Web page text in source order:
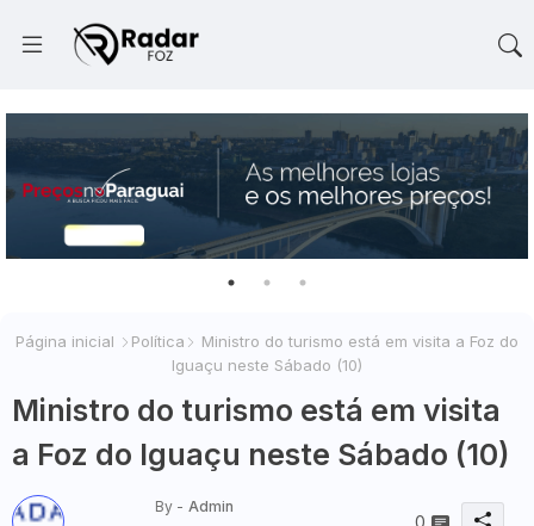
Página inicial Política
Ministro do turismo está em visita a Foz do
Iguaçu neste Sábado (10)
Ministro do turismo está em visita
a Foz do Iguaçu neste Sábado (10)
By - Admin
0